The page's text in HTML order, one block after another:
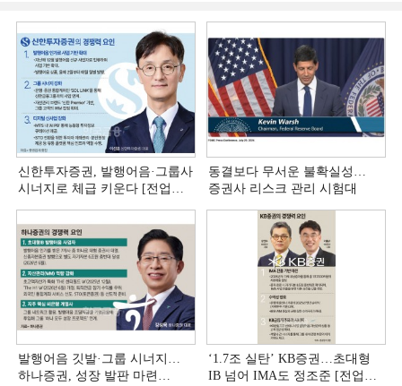
신한투자증권, 발행어음·그룹사
시너지로 체급 키운다 [전업계
동결보다 무서운 불확실성…
증권사 리스크 관리 시험대
발행어음 깃발·그룹 시너지…
하나증권, 성장 발판 마련
‘1.7조 실탄’ KB증권…초대형
IB 넘어 IMA도 정조준 [전업계